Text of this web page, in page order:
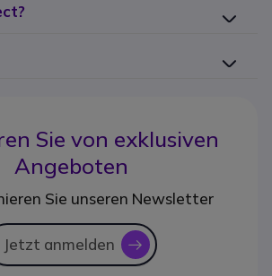
Sie von exklusiven
Angeboten
Sie unseren Newsletter
Jetzt anmelden icon